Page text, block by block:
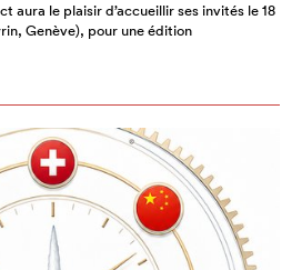
aura le plaisir d’accueillir ses invités le 18
Genève), pour une édition